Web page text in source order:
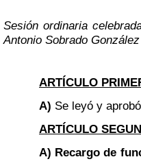
Sesión ordinaria
Antonio Sobrado González
ARTÍCULO
A) Se leyó y
ARTÍCULO
A) Recargo de